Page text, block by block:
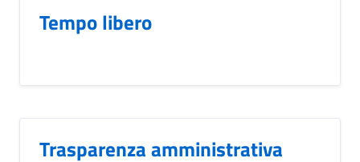
Tempo libero
Trasparenza amministrativa